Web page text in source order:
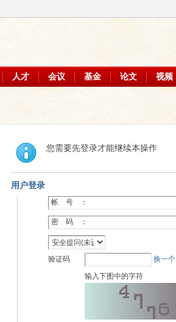
人才 会议 基金 论文 视频
您需要先登录才能继续本操作
用户登录
帐 号 ：
密 码 ：
验证码
换一个
输入下图中的字符